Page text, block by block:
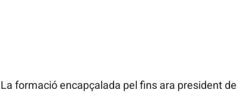
La formació encapçalada pel fins ara president de